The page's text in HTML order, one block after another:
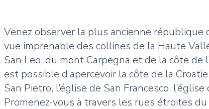
Venez observer la plus ancienne
vue imprenable des collines de la Haute
San Leo, du mont Carpegna et de la côte
est possible d’apercevoir la côte de la
San Pietro, l’église de San Francesco,
Promenez-vous à travers les rues étroites